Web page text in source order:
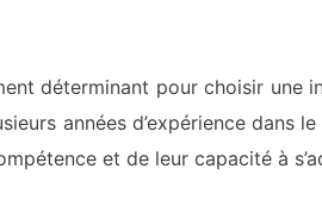
déterminant pour choisir une
années d’expérience dans
et de leur capacité à